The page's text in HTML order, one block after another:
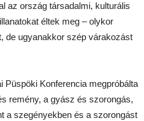
az ország társadalmi, kulturális
éltek meg – olykor
de ugyanakkor szép várakozást
Püspöki Konferencia megpróbálta
remény, a gyász és szorongás,
a szegényekben és a szorongást